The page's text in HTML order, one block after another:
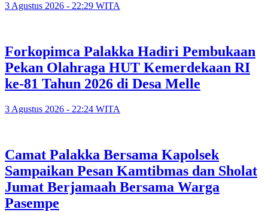
3 Agustus 2026 - 22:29 WITA
Forkopimca Palakka Hadiri Pembukaan
Pekan Olahraga HUT Kemerdekaan RI
ke-81 Tahun 2026 di Desa Melle
3 Agustus 2026 - 22:24 WITA
Camat Palakka Bersama Kapolsek
Sampaikan Pesan Kamtibmas dan Sholat
Jumat Berjamaah Bersama Warga
Pasempe